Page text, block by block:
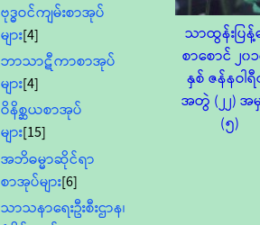
ဗုဒ္ဓဝင်ကျမ်းစာအုပ်
များ[4]
ဘာသာဋီကာစာအုပ်
များ[4]
ဝိနိစ္ဆယစာအုပ်
များ[15]
အဘိဓမ္မာဆိုင်ရာ
စာအုပ်များ[6]
သာသနာရေးဦးစီးဌာန၊
သာထွန်းပြန့်
စာစောင် ၂၀
နှစ် ဇန်နဝါ
အတွဲ (၂၂)
(၅)